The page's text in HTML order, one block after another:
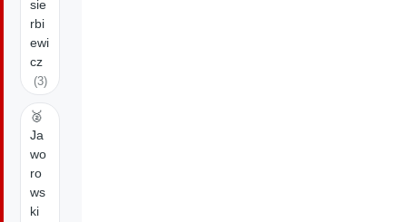
sie
rbi
ewi
cz
(3)
🥈
Ja
wo
ro
ws
ki